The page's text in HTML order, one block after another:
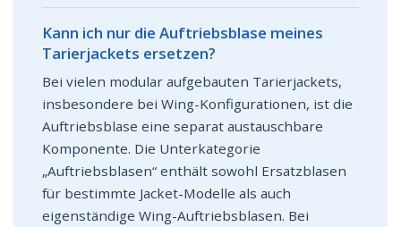
Kann ich nur die Auftriebsblase meines
Tarierjackets ersetzen?
Bei vielen modular aufgebauten Tarierjackets,
insbesondere bei Wing-Konfigurationen, ist die
Auftriebsblase eine separat austauschbare
Komponente. Die Unterkategorie
„Auftriebsblasen“ enthält sowohl Ersatzblasen
für bestimmte Jacket-Modelle als auch
eigenständige Wing-Auftriebsblasen. Bei